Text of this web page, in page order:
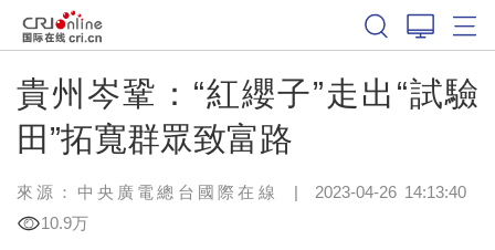
貴州岑鞏：“紅纓子”走出“試驗
田”拓寬群眾致富路
來源：中央廣電總台國際在線 | 2023-04-26 14:13:40
10.9万